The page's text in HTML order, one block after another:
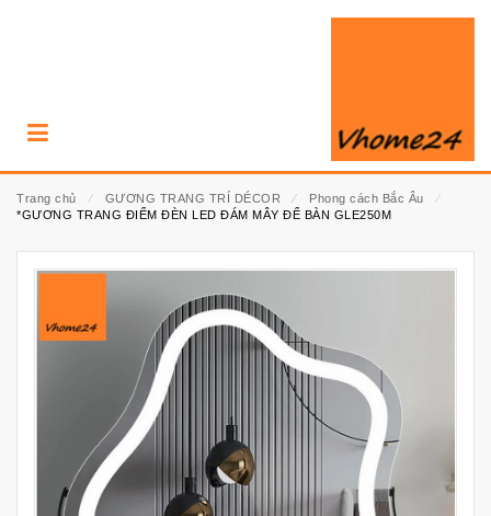
Trang chủ ⁄ GƯƠNG TRANG TRÍ DÉCOR ⁄ Phong cách Bắc Âu
⁄
*GƯƠNG TRANG ĐIỂM ĐÈN LED ĐÁM MÂY ĐỂ BÀN GLE250M